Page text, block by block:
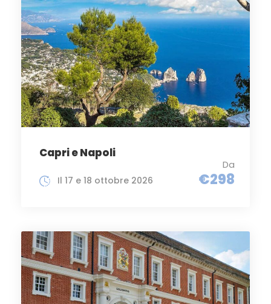
Capri e Napoli
Da
€298
Il 17 e 18 ottobre 2026